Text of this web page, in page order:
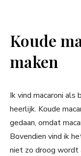
Koude
maken
Ik vind macaroni
heerlijk. Koude
gedaan, omdat
Bovendien vind ik
niet zo droog